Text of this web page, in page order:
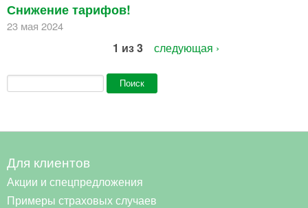
Снижение тарифов!
23 мая 2024
1 из 3 следующая ›
Форма поиска
Поиск
Для клиентов
Акции и спецпредложения
Примеры страховых случаев